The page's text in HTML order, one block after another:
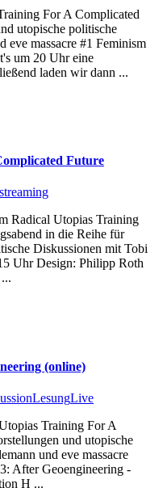
For A Complicated
utopische politische
eve massacre #1 Feminism
um 20 Uhr eine
laden wir dann ...
Future
Radical Utopias Training
in die Reihe für
Diskussionen mit Tobi
Uhr Design: Philipp Roth
(online)
LesungLive
Training For A
und utopische
und eve massacre
After Geoengineering -
H ...